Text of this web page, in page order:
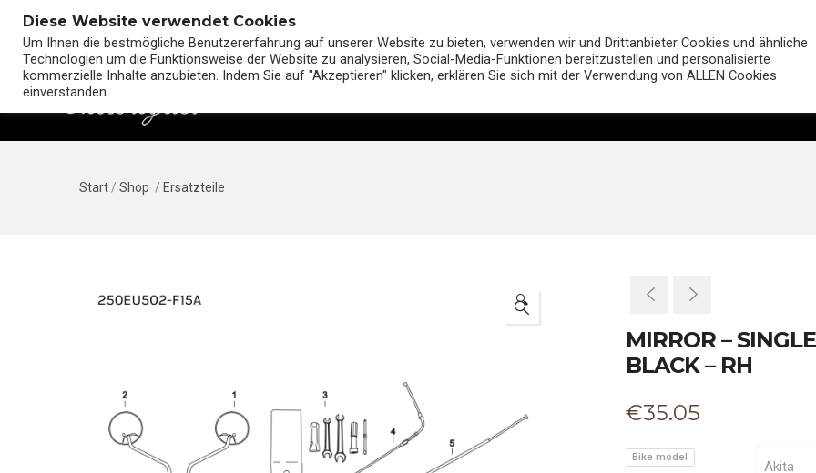
Start / Shop / Ersatzteile
🔍
MIRROR –
BLACK – RH
€35.05
Bike model
Diese Website verwendet Cookies
Um Ihnen die bestmögliche Benutzererfahrung auf unserer Website zu bieten, verwenden wir und Drittanbieter Cookies und ähnliche
Technologien um die Funktionsweise der Website zu analysieren, Social-Media-Funktionen bereitzustellen und personalisierte
kommerzielle Inhalte anzubieten. Indem Sie auf "Akzeptieren" klicken, erklären Sie sich mit der Verwendung von ALLEN Cookies
einverstanden.